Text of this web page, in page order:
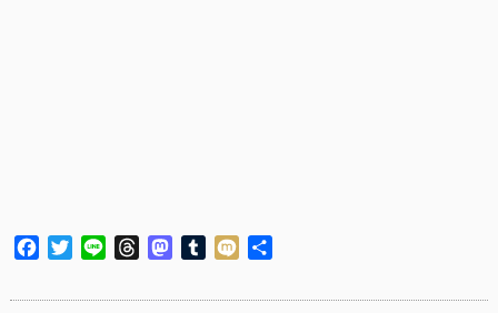
Facebook
TwitterLine ThreadsMastodon
Tumblr
Mixi